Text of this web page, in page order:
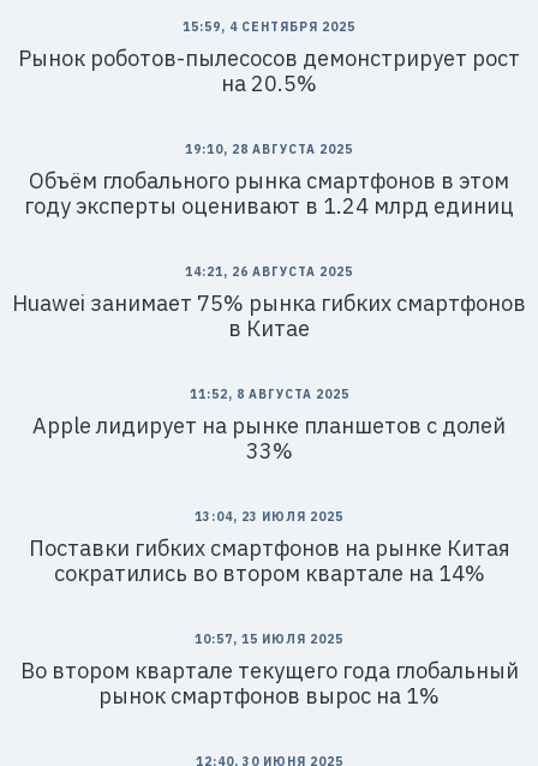
15:59, 4 СЕНТЯБРЯ 2025
Рынок роботов-пылесосов демонстрирует рост
на 20.5%
19:10, 28 АВГУСТА 2025
Объём глобального рынка смартфонов в этом
году эксперты оценивают в 1.24 млрд единиц
14:21, 26 АВГУСТА 2025
Huawei занимает 75% рынка гибких смартфонов
в Китае
11:52, 8 АВГУСТА 2025
Apple лидирует на рынке планшетов с долей
33%
13:04, 23 ИЮЛЯ 2025
Поставки гибких смартфонов на рынке Китая
сократились во втором квартале на 14%
10:57, 15 ИЮЛЯ 2025
Во втором квартале текущего года глобальный
рынок смартфонов вырос на 1%
12:40, 30 ИЮНЯ 2025